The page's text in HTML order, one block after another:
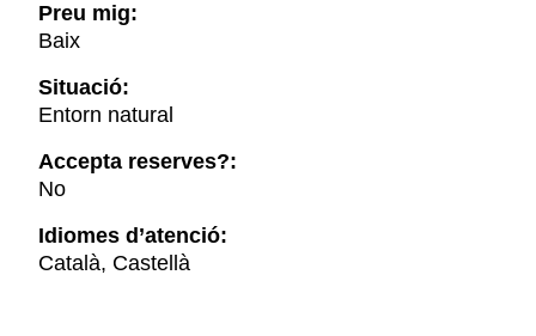
Preu mig:
Baix
Situació:
Entorn natural
Accepta reserves?:
No
Idiomes d’atenció:
Català, Castellà